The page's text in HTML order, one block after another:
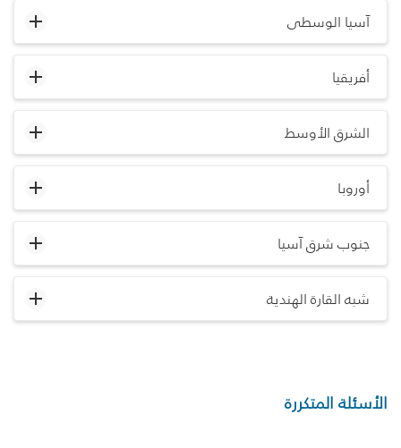
آسيا الوسطى
أفريقيا
الشرق الأوسط
أوروبا
جنوب شرق آسيا
شبه القارة الهندية
الأسئلة المتكررة